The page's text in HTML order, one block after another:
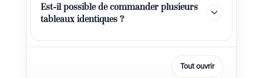
Est-il possible de commander plusieurs
tableaux identiques ?
Tout ouvrir